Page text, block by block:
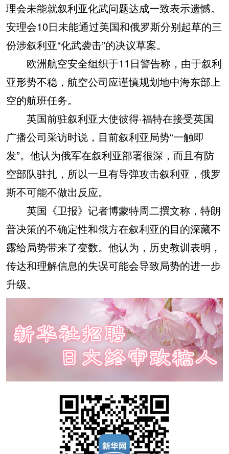
理会未能就叙利亚化武问题达成一致表示遗憾。
安理会10日未能通过美国和俄罗斯分别起草的三
份涉叙利亚“化武袭击”的决议草案。
欧洲航空安全组织于11日警告称，由于叙利
亚形势不稳，航空公司应谨慎规划地中海东部上
空的航班任务。
英国前驻叙利亚大使彼得·福特在接受英国
广播公司采访时说，目前叙利亚局势“一触即
发”。他认为俄军在叙利亚部署很深，而且有防
空部队驻扎，所以一旦有导弹攻击叙利亚，俄罗
斯不可能不做出反应。
英国《卫报》记者博蒙特周二撰文称，特朗
普决策的不确定性和俄方在叙利亚的目的深藏不
露给局势带来了变数。他认为，历史教训表明，
传达和理解信息的失误可能会导致局势的进一步
升级。